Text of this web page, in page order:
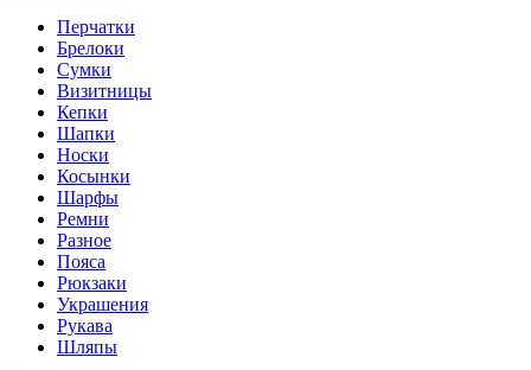
Перчатки
Брелоки
Сумки
Визитницы
Кепки
Шапки
Носки
Косынки
Шарфы
Ремни
Разное
Пояса
Рюкзаки
Украшения
Рукава
Шляпы